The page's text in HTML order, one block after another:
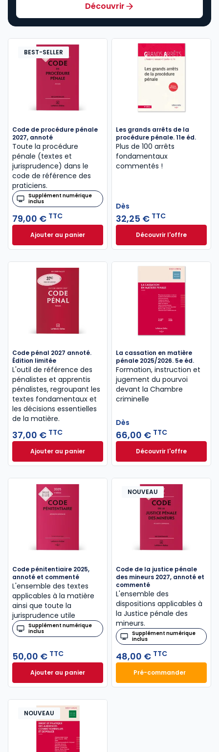
Découvrir
BEST-SELLER
Code de procédure pénale
2027, annoté
Toute la procédure
pénale (textes et
jurisprudence) dans le
code de référence des
praticiens.
Supplément numérique
inclus
79,00 € TTC
Ajouter au panierCode de procédure pénale 2027, annoté à 79,00 €
Les grands arrêts de la
procédure pénale. 11e éd.
Plus de 100 arrêts
fondamentaux
commentés !
Dès
32,25 € TTC
Découvrir l'offre
Les grands
Dès
Code pénal 2027 annoté.
Édition limitée
L'outil de référence des
pénalistes et apprentis
pénalistes, regroupant les
textes fondamentaux et
les décisions essentielles
de la matière.
37,00 € TTC
Ajouter au panierCode pénal 2027 annoté. Édition limitée à 37,00 €
La cassation en matière
pénale 2025/2026. 5e éd.
Formation, instruction et
jugement du pourvoi
devant la Chambre
criminelle
Dès
66,00 € TTC
Découvrir l'offreLa cassation en
Dès
Code pénitentiaire 2025,
annoté et commenté
L'ensemble des textes
applicables à la matière
ainsi que toute la
jurisprudence utile
Supplément numérique
inclus
50,00 € TTC
Ajouter au panierCode pénitentiaire 2025, annoté et commenté à
NOUVEAU
Code de la justice pénale
des mineurs 2027, annoté et
commenté
L'ensemble des
dispositions applicables à
la Justice pénale des
mineurs.
Supplément numérique
inclus
48,00 € TTC
Pré-commander
Code de la
NOUVEAU